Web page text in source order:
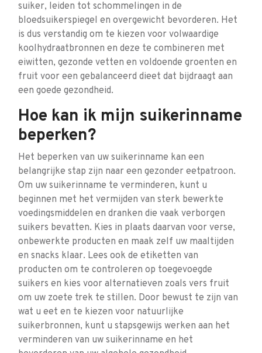
suiker, leiden tot schommelingen in de
bloedsuikerspiegel en overgewicht bevorderen. Het
is dus verstandig om te kiezen voor volwaardige
koolhydraatbronnen en deze te combineren met
eiwitten, gezonde vetten en voldoende groenten en
fruit voor een gebalanceerd dieet dat bijdraagt aan
een goede gezondheid.
Hoe kan ik mijn suikerinname
beperken?
Het beperken van uw suikerinname kan een
belangrijke stap zijn naar een gezonder eetpatroon.
Om uw suikerinname te verminderen, kunt u
beginnen met het vermijden van sterk bewerkte
voedingsmiddelen en dranken die vaak verborgen
suikers bevatten. Kies in plaats daarvan voor verse,
onbewerkte producten en maak zelf uw maaltijden
en snacks klaar. Lees ook de etiketten van
producten om te controleren op toegevoegde
suikers en kies voor alternatieven zoals vers fruit
om uw zoete trek te stillen. Door bewust te zijn van
wat u eet en te kiezen voor natuurlijke
suikerbronnen, kunt u stapsgewijs werken aan het
verminderen van uw suikerinname en het